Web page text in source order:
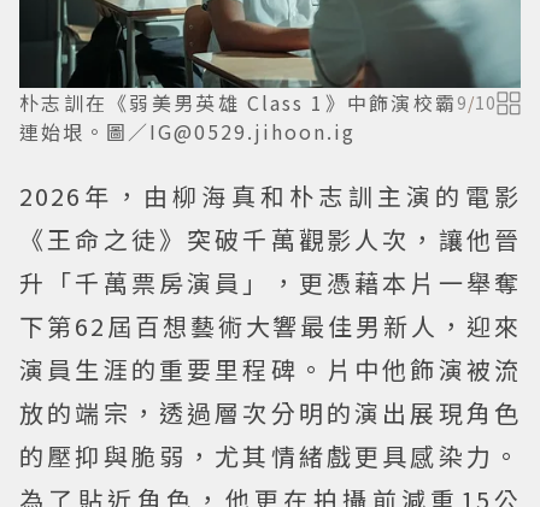
朴志訓在《弱美男英雄 Class 1》中飾演校霸
連始垠。圖／IG@0529.jihoon.ig
9/10
2026年，由柳海真和朴志訓主演的電影
《王命之徒》突破千萬觀影人次，讓他晉
升「千萬票房演員」，更憑藉本片一舉奪
下第62屆百想藝術大響最佳男新人，迎來
演員生涯的重要里程碑。片中他飾演被流
放的端宗，透過層次分明的演出展現角色
的壓抑與脆弱，尤其情緒戲更具感染力。
為了貼近角色，他更在拍攝前減重15公